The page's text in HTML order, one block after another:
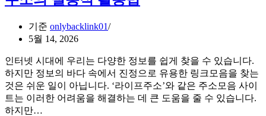
얼
면
EPL·KBO
시
시
청
하
첫
전,
반
드
시
기준 onlybacklink01
5월 14, 2026
인터넷 시대에 우리는 다양한 정보를 쉽게 찾을 수 있습니다.
하지만 정보의 바다 속에서 진정으로 유용한 링크모음을 찾는
것은 쉬운 일이 아닙니다. ‘라이프주소’와 같은 주소모음 사이
트는 이러한 어려움을 해결하는 데 큰 도움을 줄 수 있습니다.
하지만…